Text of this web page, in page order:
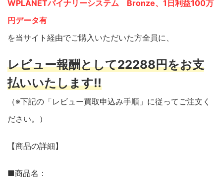
WPLANETバイナリーシステム Bronze、1日利益100万
円データ有
を当サイト経由でご購入いただいた方全員に、
レビュー報酬として22288円をお支
払いいたします!!
（※下記の「レビュー買取申込み手順」に従ってご注文く
ださい。）
【商品の詳細】
■商品名：